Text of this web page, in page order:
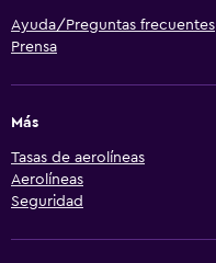
Ayuda/Preguntas frecuentes
Prensa
Más
Tasas de aerolíneas
Aerolíneas
Seguridad